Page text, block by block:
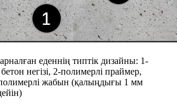
еденнің типтік дизайны: 1-
негізі, 2-полимерлі праймер,
жабын (қалыңдығы 1 мм